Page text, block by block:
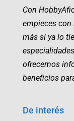
Con
empieces con
más si ya lo
ofrecemos
beneficios
De interés